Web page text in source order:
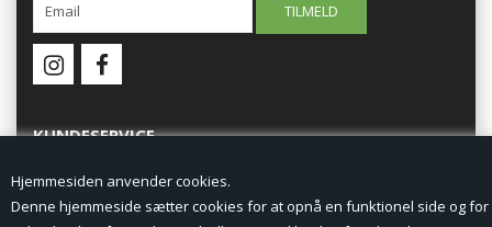
Hjemmesiden anvender cookies.
Denne hjemmeside sætter cookies for at opnå en funktionel side og for
KUNDESERVICE
Forside